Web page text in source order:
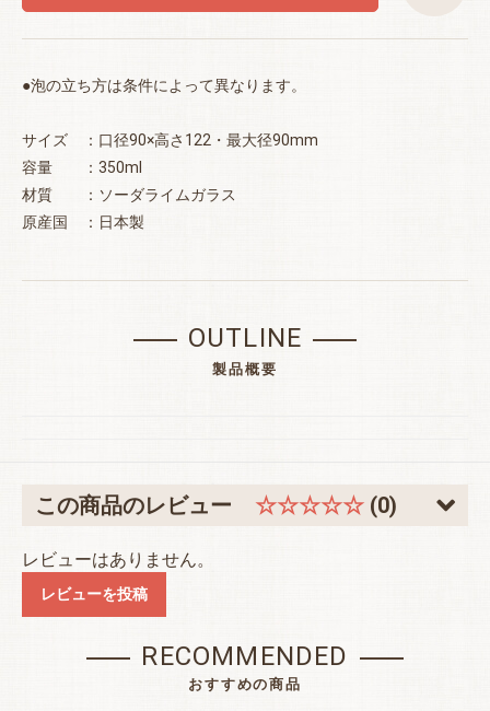
●泡の立ち方は条件によって異なります。
サイズ ：口径90×高さ122・最大径90mm
容量 ：350ml
材質 ：ソーダライムガラス
原産国 ：日本製
OUTLINE
製品概要
この商品のレビュー ☆☆☆☆☆ (0)
レビューはありません。
レビューを投稿
RECOMMENDED
おすすめの商品